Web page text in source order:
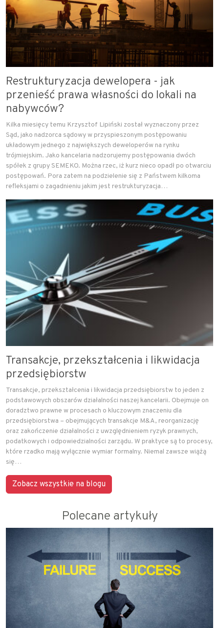
Restrukturyzacja dewelopera - jak
przenieść prawa własności do lokali na
nabywców?
Kilka miesięcy temu Krzysztof Lipiński został wyznaczony przez
Sąd, jako nadzorca sądowy w przyspieszonym postępowaniu
układowym jednego z największych deweloperów na rynku
trójmiejskim. Jako kancelaria nadzorujemy postępowania dwóch
spółek z grupy SEMEKO. Można rzec, iż kurz nieco opadł po otwarciu
postępowań. Pora zatem na podzielenie się z Państwem kilkoma
refleksjami o zagadnieniu jakim jest restrukturyzacja…
Transakcje, przekształcenia i likwidacja
przedsiębiorstw
Transakcje, przekształcenia i likwidacja przedsiębiorstw to jeden z
podstawowych obszarów działalności naszej kancelarii. Obejmuje on
doradztwo prawne w procesach o kluczowym znaczeniu dla
przedsiębiorstwa – obejmujących transakcje M&A, reorganizację
oraz zakończenie działalności z uwzględnieniem ryzyk prawnych,
podatkowych i odpowiedzialności zarządu. W praktyce są to procesy,
które rzadko mają wyłącznie wymiar formalny. Niemal zawsze wiążą
się…
Zobacz wszystkie na blogu
Polecane artykuły